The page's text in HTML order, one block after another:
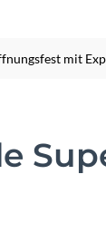
mit